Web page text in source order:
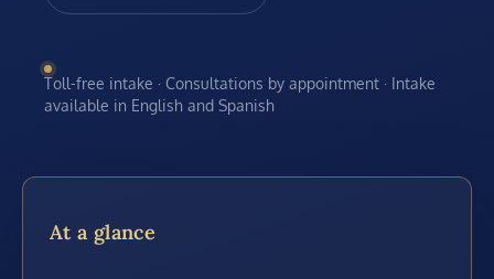
Toll-free intake · Consultations by appointment · Intake
available in English and Spanish
At a glance